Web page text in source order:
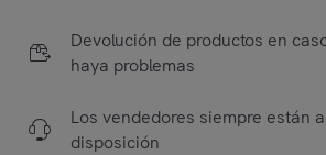
Devolución de productos en
haya problemas
Los vendedores siempre están
disposición